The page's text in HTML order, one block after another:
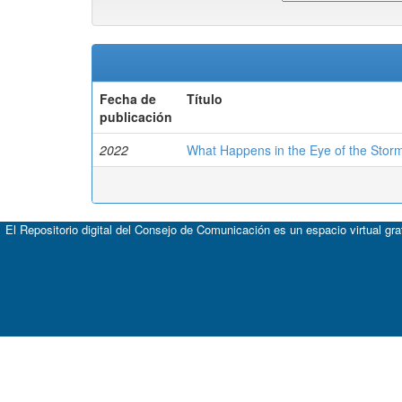
Fecha de
publicación
Título
2022 What Happens in the Eye of the
El Repositorio digital del Consejo de Comunicación es un espacio virtual